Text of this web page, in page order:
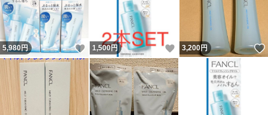
5,980円 いいね！
1,500円 いいね！
3,200円